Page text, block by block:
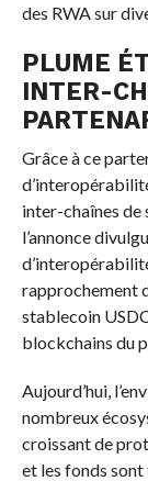
des RWA sur
PLUME
INTER-
Grâce à ce
inter-chaînes de
l’annonce
rapprochement
stablecoin
blockchains du
Aujourd’hui,
nombreux
croissant de
et les fonds